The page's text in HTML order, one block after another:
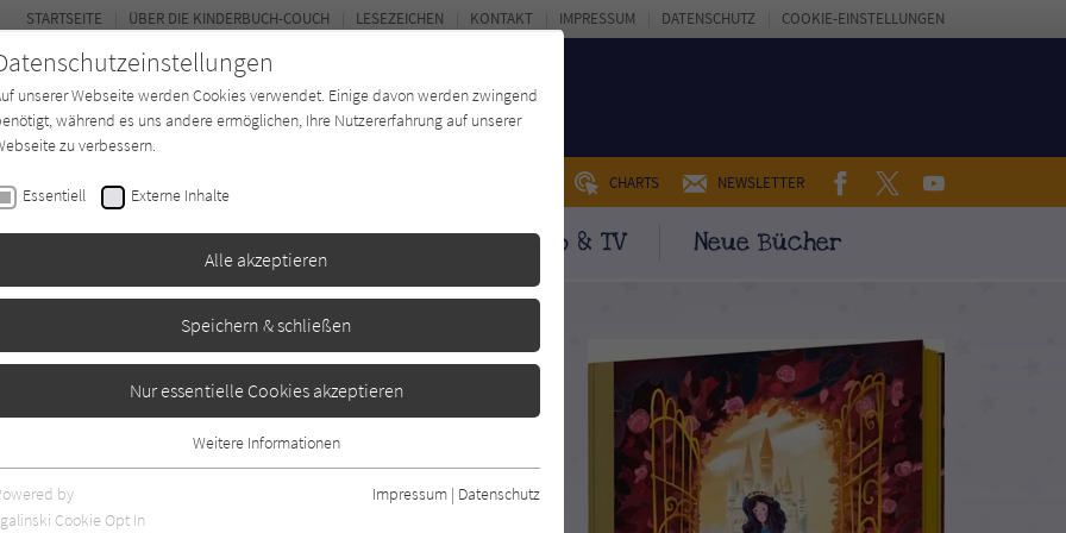
CHARTS NEWSLETTER FACEBOOKTWITTERYOUTUBE
Autor*in Verlage Magazin Kino & TV Neue Bücher
STARTSEITE ÜBER DIE KINDERBUCH-COUCH LESEZEICHEN KONTAKT IMPRESSUM DATENSCHUTZ COOKIE-EINSTELLUNGEN
Märchenschatz
unserer Webseite werden Cookies verwendet. Einige davon werden zwingend
während es uns andere ermöglichen, Ihre Nutzererfahrung auf unserer
zu verbessern.
Essentiell Externe Inhalte
Alle akzeptieren
Speichern & schließen
Nur essentielle Cookies akzeptieren
Essentielle Cookies werden für grundlegende Funktionen der Webseite
benötigt. Dadurch ist gewährleistet, dass die Webseite einwandfrei
Weitere Informationen
by
Cookie Opt In
Impressum | Datenschutz